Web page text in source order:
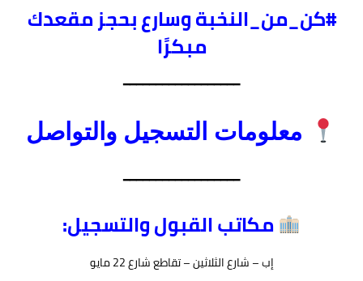
#كن_من_النخبة وسارع بحجز مقعدك
مبكرًا
━━━━━━━━━━━━━━━━━━
معلومات التسجيل والتواصل
━━━━━━━━━━━━━━━━━━
مكاتب القبول والتسجيل:
إب – شارع الثلاثين – تقاطع شارع 22 مايو